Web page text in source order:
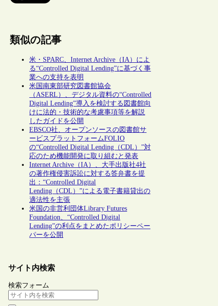
類似の記事
米・SPARC、Internet Archive（IA）によ
る“Controlled Digital Lending”に基づく事
業への支持を表明
米国南東部研究図書館協会
（ASERL）、デジタル資料の“Controlled
Digital Lending”導入を検討する図書館向
けに法的・技術的な考慮事項等を解説
したガイドを公開
EBSCO社、オープンソースの図書館サ
ービスプラットフォームFOLIO
の“Controlled Digital Lending（CDL）”対
応のため機能開発に取り組むと発表
Internet Archive（IA）、大手出版社4社
の著作権侵害訴訟に対する答弁書を提
出：“Controlled Digital
Lending（CDL）”による電子書籍貸出の
適法性を主張
米国の非営利団体Library Futures
Foundation、“Controlled Digital
Lending”の利点をまとめたポリシーペー
パーを公開
サイト内検索
検索フォーム